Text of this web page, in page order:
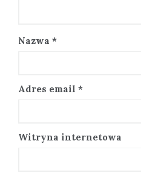
Nazwa *
Adres email *
Witryna internetowa